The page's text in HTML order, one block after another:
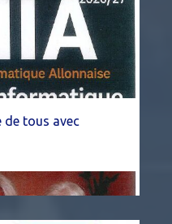
de tous avec